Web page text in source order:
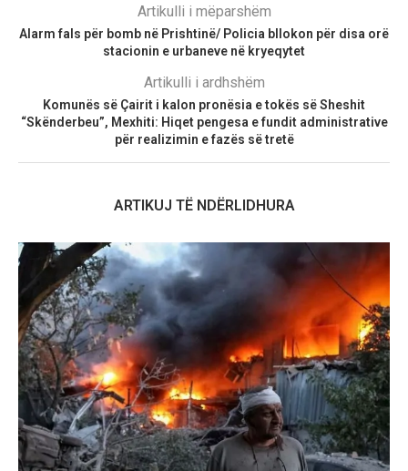
Artikulli i mëparshëm
Alarm fals për bomb në Prishtinë/ Policia bllokon për disa orë
stacionin e urbaneve në kryeqytet
Artikulli i ardhshëm
Komunës së Çairit i kalon pronësia e tokës së Sheshit
“Skënderbeu”, Mexhiti: Hiqet pengesa e fundit administrative
për realizimin e fazës së tretë
ARTIKUJ TË NDËRLIDHURA